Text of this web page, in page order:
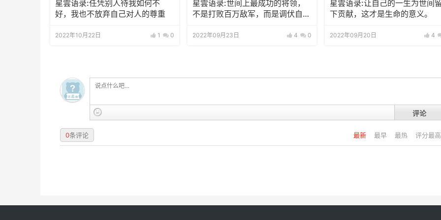
星雲语录:任凭别人待我如何不
好，我也不放弃自己对人的尊重
2022年10月22日 1 0
星雲语录:世间上最成功的将领，
不是打败百万敌军，而是调伏自己
2022年09月23日 4 0
星雲语录:让自己的一生为世间
下贡献，这才是生命的意义。
2022年09月20日 4
评论
最新 最早 最热 评分最高
0条评论